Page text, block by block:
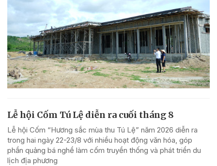
Lễ hội Cốm Tú Lệ diễn ra cuối tháng 8
Lễ hội Cốm “Hương sắc mùa thu Tú Lệ” năm 2026 diễn ra
trong hai ngày 22-23/8 với nhiều hoạt động văn hóa, góp
phần quảng bá nghề làm cốm truyền thống và phát triển du
lịch địa phương